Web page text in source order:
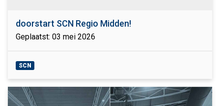
doorstart SCN Regio Midden!
Geplaatst: 03 mei 2026
SCN